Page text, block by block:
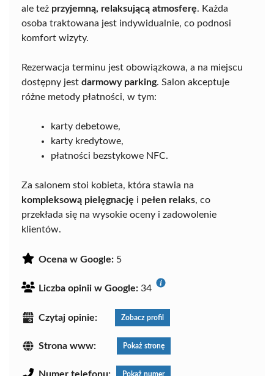
ale też przyjemną, relaksującą atmosferę. Każda
osoba traktowana jest indywidualnie, co podnosi
komfort wizyty.
Rezerwacja terminu jest obowiązkowa, a na miejscu
dostępny jest darmowy parking. Salon akceptuje
różne metody płatności, w tym:
karty debetowe,
karty kredytowe,
płatności bezstykowe NFC.
Za salonem stoi kobieta, która stawia na
kompleksową pielęgnację i pełen relaks, co
przekłada się na wysokie oceny i zadowolenie
klientów.
Ocena w Google: 5
Liczba opinii w Google: 34
Czytaj opinie: Zobacz profil
Strona www: Pokaż stronę
Pokaż numer